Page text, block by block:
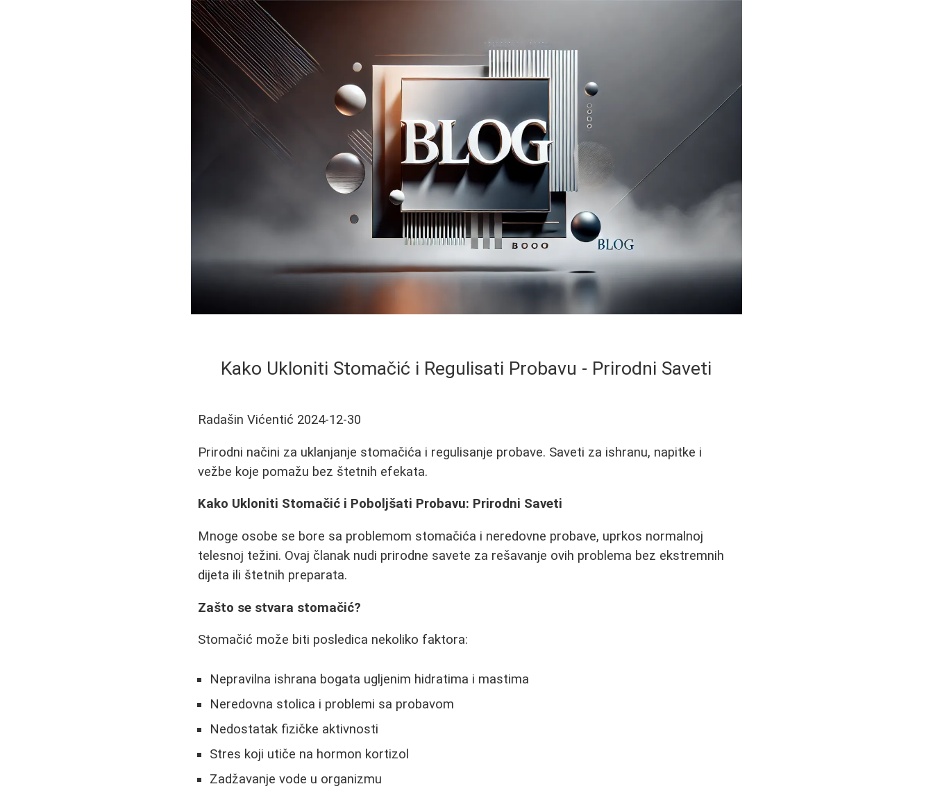
Kako Ukloniti Stomačić i Regulisati Probavu - Prirodni Saveti
Radašin Vićentić 2024-12-30
Prirodni načini za uklanjanje stomačića i regulisanje probave. Saveti za ishranu, napitke i
vežbe koje pomažu bez štetnih efekata.
Kako Ukloniti Stomačić i Poboljšati Probavu: Prirodni Saveti
Mnoge osobe se bore sa problemom stomačića i neredovne probave, uprkos normalnoj
telesnoj težini. Ovaj članak nudi prirodne savete za rešavanje ovih problema bez ekstremnih
dijeta ili štetnih preparata.
Zašto se stvara stomačić?
Stomačić može biti posledica nekoliko faktora:
Nepravilna ishrana bogata ugljenim hidratima i mastima
Neredovna stolica i problemi sa probavom
Nedostatak fizičke aktivnosti
Stres koji utiče na hormon kortizol
Zadžavanje vode u organizmu